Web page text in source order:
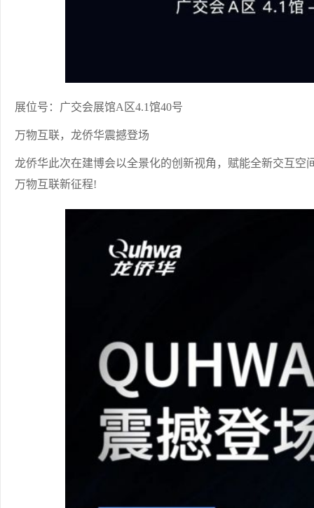
展位号：广交会展馆A区4.1馆40号
万物互联，龙侨华震撼登场
龙侨华此次在建博会以全景化的创新视角，赋能全新交互空
万物互联新征程!